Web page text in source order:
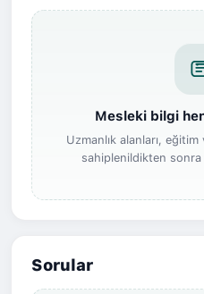
Mesleki bilgi
Uzmanlık alanları,
sahiplenildikten
Sorular